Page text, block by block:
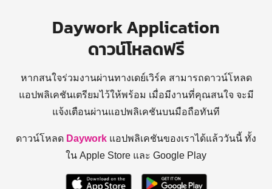
Daywork Application
ดาวน์โหลดฟรี
หากสนใจร่วมงานผ่านทางเดย์เวิร์ค สามารถดาวน์โหลด
แอปพลิเคชันเตรียมไว้ให้พร้อม เมื่อมีงานที่คุณสนใจ จะมี
แจ้งเตือนผ่านแอปพลิเคชันบนมือถือทันที
ดาวน์โหลด Daywork แอปพลิเคชันของเราได้แล้ววันนี้ ทั้ง
ใน Apple Store และ Google Play